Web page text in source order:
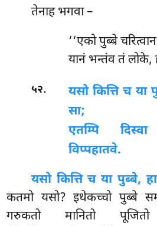
तेनाह भगवा –
‘‘एको पुब्बे
यानं भन्तंव तं लोके,
५२.
यसो कित्ति च या
सा;
एतम्पि
विप्पहातवे.
यसो कित्ति च या पुब्बे,
कतमो यसो? इधेकच्चो पुब्बे
गरुकतोमानितो